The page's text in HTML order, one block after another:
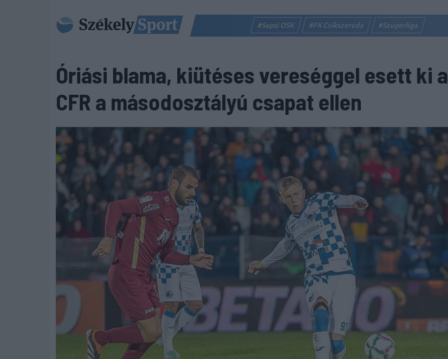
#Sepsi OSK #FK Csíkszereda #Szuperliga
Óriási blama, kiütéses vereséggel esett ki a
CFR a másodosztályú csapat ellen